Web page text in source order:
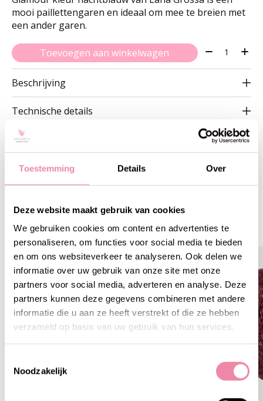
Toestemming Details Over
Deze website maakt gebruik van cookies
We gebruiken cookies om content en advertenties te
personaliseren, om functies voor social media te bieden
en om ons websiteverkeer te analyseren. Ook delen we
informatie over uw gebruik van onze site met onze
partners voor social media, adverteren en analyse. Deze
partners kunnen deze gegevens combineren met andere
informatie die u aan ze heeft verstrekt of die ze hebben
verzameld op basis van uw gebruik van hun services.
Noodzakelijk
mooi paillettengaren en ideaal om mee te breien met
een ander garen.
Toevoegen aan winkelwagen Aantal:
Beschrijving
Technische details
Carousel items